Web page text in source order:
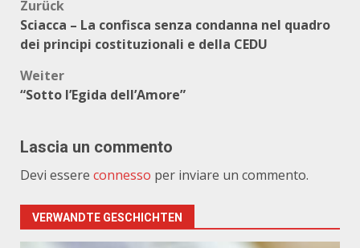
Beitragsnavigation
Zurück
Sciacca – La confisca senza condanna nel quadro
dei principi costituzionali e della CEDU
Weiter
“Sotto l’Egida dell’Amore”
Lascia un commento
Devi essere connesso per inviare un commento.
VERWANDTE GESCHICHTEN